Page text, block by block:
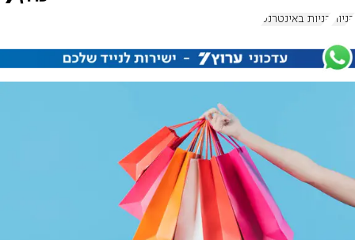
קניות קניות באינטרנט